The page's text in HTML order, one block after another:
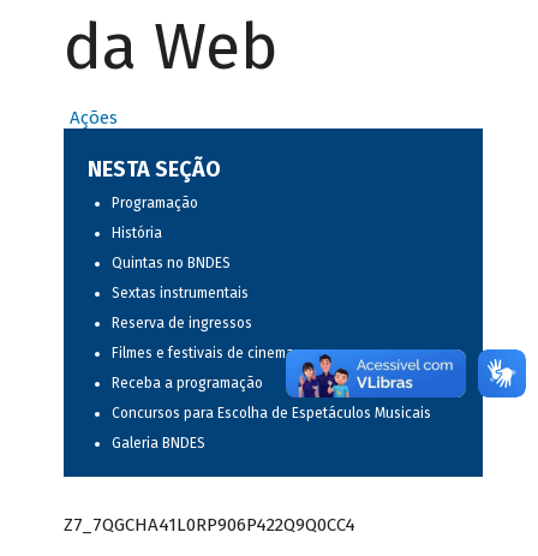
da Web
Ações
NESTA SEÇÃO
Programação
História
Quintas no BNDES
Sextas instrumentais
Reserva de ingressos
Filmes e festivais de cinema
Receba a programação
Concursos para Escolha de Espetáculos Musicais
Galeria BNDES
Z7_7QGCHA41L0RP906P422Q9Q0CC4